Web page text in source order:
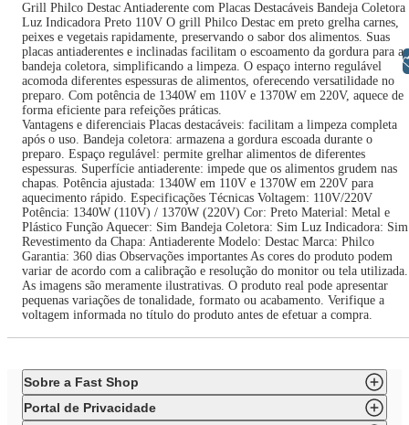
Grill Philco Destac Antiaderente com Placas Destacáveis Bandeja Coletora
Luz Indicadora Preto 110V O grill Philco Destac em preto grelha carnes,
peixes e vegetais rapidamente, preservando o sabor dos alimentos. Suas
placas antiaderentes e inclinadas facilitam o escoamento da gordura para a
bandeja coletora, simplificando a limpeza. O espaço interno regulável
acomoda diferentes espessuras de alimentos, oferecendo versatilidade no
preparo. Com potência de 1340W em 110V e 1370W em 220V, aquece de
forma eficiente para refeições práticas.
Vantagens e diferenciais Placas destacáveis: facilitam a limpeza completa
após o uso. Bandeja coletora: armazena a gordura escoada durante o
preparo. Espaço regulável: permite grelhar alimentos de diferentes
espessuras. Superfície antiaderente: impede que os alimentos grudem nas
chapas. Potência ajustada: 1340W em 110V e 1370W em 220V para
aquecimento rápido. Especificações Técnicas Voltagem: 110V/220V
Potência: 1340W (110V) / 1370W (220V) Cor: Preto Material: Metal e
Plástico Função Aquecer: Sim Bandeja Coletora: Sim Luz Indicadora: Sim
Revestimento da Chapa: Antiaderente Modelo: Destac Marca: Philco
Garantia: 360 dias Observações importantes As cores do produto podem
variar de acordo com a calibração e resolução do monitor ou tela utilizada.
As imagens são meramente ilustrativas. O produto real pode apresentar
pequenas variações de tonalidade, formato ou acabamento. Verifique a
voltagem informada no título do produto antes de efetuar a compra.
Sobre a Fast Shop
Portal de Privacidade
Libras